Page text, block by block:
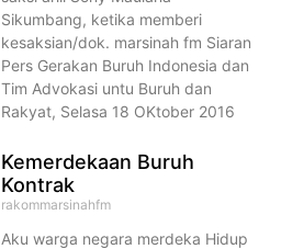
Sikumbang, ketika memberi
kesaksian/dok. marsinah fm Siaran
Pers Gerakan Buruh Indonesia dan
Tim Advokasi untu Buruh dan
Rakyat, Selasa 18 OKtober 2016
Kemerdekaan Buruh
Kontrak
rakommarsinahfm
Aku warga negara merdeka Hidup